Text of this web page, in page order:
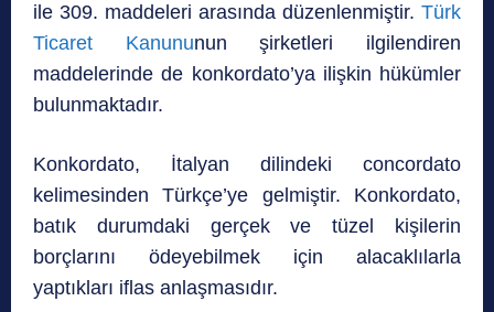
ile 309. maddeleri arasında düzenlenmiştir. Türk
Ticaret Kanununun şirketleri ilgilendiren
maddelerinde de konkordato’ya ilişkin hükümler
bulunmaktadır.
Konkordato, İtalyan dilindeki concordato
kelimesinden Türkçe’ye gelmiştir. Konkordato,
batık durumdaki gerçek ve tüzel kişilerin
borçlarını ödeyebilmek için alacaklılarla
yaptıkları iflas anlaşmasıdır.